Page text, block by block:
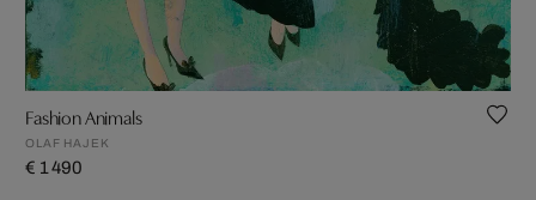
Fashion Animals
OLAF HAJEK
€ 1 490